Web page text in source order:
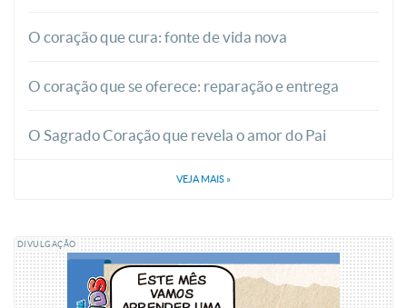
O coração que cura: fonte de vida nova
O coração que se oferece: reparação e entrega
O Sagrado Coração que revela o amor do Pai
VEJA MAIS »
DIVULGAÇÃO